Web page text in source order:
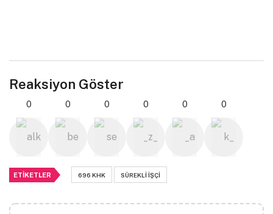
Reaksiyon Göster
0 0 0 0 0 0
ETIKETLER 696 KHK SÜREKLI IŞÇI